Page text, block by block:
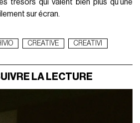
trésors qui valent bien plus qu’une
sur écran.
CREATIVE CREATIVI
LA LECTURE